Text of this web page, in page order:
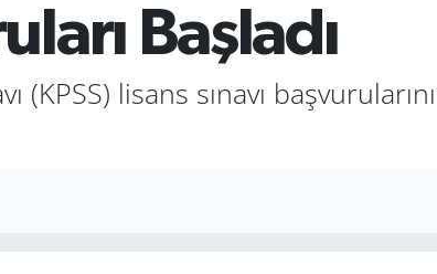
Başladı
(KPSS) lisans sınavı